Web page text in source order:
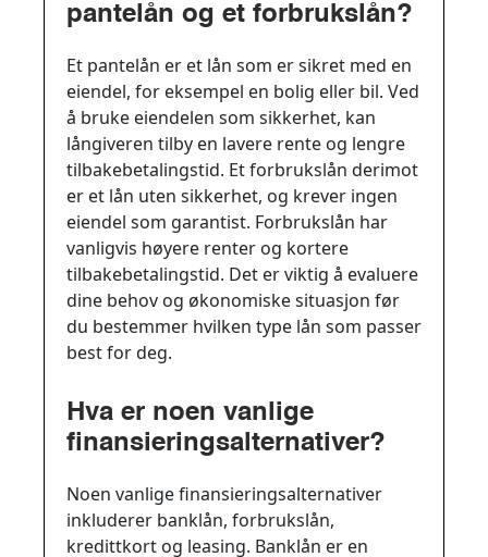
pantelån og et forbrukslån?
Et pantelån er et lån som er sikret med en
eiendel, for eksempel en bolig eller bil. Ved
å bruke eiendelen som sikkerhet, kan
långiveren tilby en lavere rente og lengre
tilbakebetalingstid. Et forbrukslån derimot
er et lån uten sikkerhet, og krever ingen
eiendel som garantist. Forbrukslån har
vanligvis høyere renter og kortere
tilbakebetalingstid. Det er viktig å evaluere
dine behov og økonomiske situasjon før
du bestemmer hvilken type lån som passer
best for deg.
Hva er noen vanlige
finansieringsalternativer?
Noen vanlige finansieringsalternativer
inkluderer banklån, forbrukslån,
kredittkort og leasing. Banklån er en